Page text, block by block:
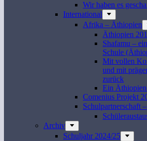
Wir haben es
International
Afrika – Äthiopien
Äthiopien
Shafamu –
Schule
Mit vollen
und mit
zurück
Ein
Comenius Projekt
Schulpartnerschaft
Archiv
Schuljahr 2024/25